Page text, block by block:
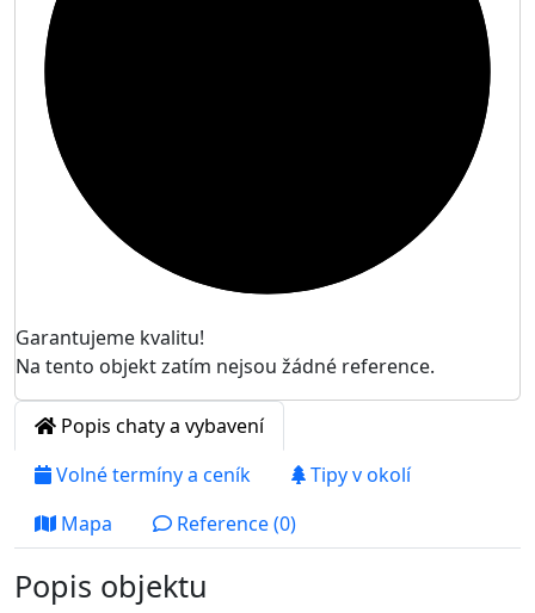
Garantujeme kvalitu!
Na tento objekt zatím nejsou žádné reference.
Popis chaty a vybavení
Volné termíny a ceník
Tipy v okolí
Mapa
Reference (0)
Popis objektu